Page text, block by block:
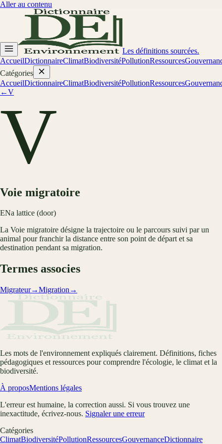
Aller au contenu
Les définitions sourcées.
AccueilDictionnaireClimatBiodiversitéPollutionRessources
Catégories
AccueilDictionnaireClimatBiodiversitéPollutionRessources
←V
V
Voie migratoire
ENa lattice (door)
La Voie migratoire désigne la trajectoire ou le parcours suivi par un
animal pour franchir la distance entre son point de départ et sa
destination pendant sa migration.
Termes associes
Migrateur→Migration →
Les mots de l'environnement expliqués clairement. Définitions, fiches
pédagogiques et ressources pour comprendre l'écologie, le climat et la
biodiversité.
À proposMentions légales
L'erreur est humaine, la correction aussi. Si vous trouvez une
inexactitude, écrivez-nous. Signaler une erreur
Catégories
ClimatBiodiversitéPollutionRessourcesGouvernanceDictionnaire